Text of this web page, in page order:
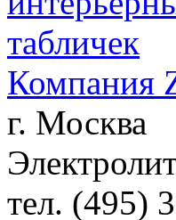
Компания
г. Москва
тел. (495)